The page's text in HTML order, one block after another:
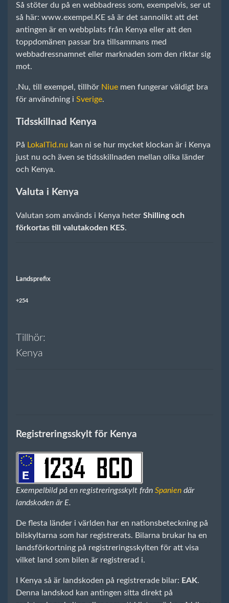
Så stöter du på en webbadress som, exempelvis, ser ut
så här: www.exempel.KE så är det sannolikt att det
antingen är en webbplats från Kenya eller att den
toppdomänen passar bra tillsammans med
webbadressnamnet eller marknaden som den riktar sig
mot.
.Nu, till exempel, tillhör Niue men fungerar väldigt bra
för användning i Sverige.
Tidsskillnad Kenya
På LokalTid.nu kan ni se hur mycket klockan är i Kenya
just nu och även se tidsskillnaden mellan olika länder
och Kenya.
Valuta i Kenya
Valutan som används i Kenya heter Shilling och
förkortas till valutakoden KES.
Landsprefix
+254
Tillhör:
Kenya
Registreringsskylt för Kenya
Exempelbild på en registreringsskylt från Spanien där
landskoden är E.
De flesta länder i världen har en nationsbeteckning på
bilskyltarna som har registrerats. Bilarna brukar ha en
landsförkortning på registreringsskylten för att visa
vilket land som bilen är registrerad i.
I Kenya så är landskoden på registrerade bilar: EAK.
Denna landskod kan antingen sitta direkt på